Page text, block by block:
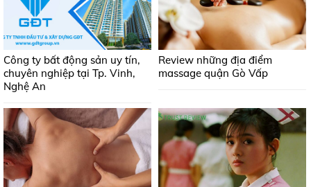
Công ty bất động sản uy tín,
chuyên nghiệp tại Tp. Vinh,
Nghệ An
Review những địa điểm
massage quận Gò Vấp